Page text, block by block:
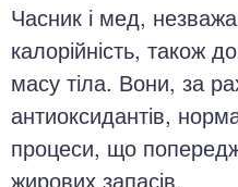
Часник і мед,
калорійність, також
масу тіла. Вони, за
антиоксидантів,
процеси, що
жирових запасів.